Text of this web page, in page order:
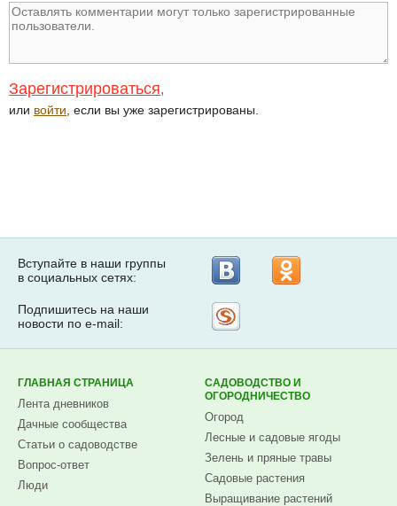
Зарегистрироваться,
или войти , если вы уже зарегистрированы.
Вступайте в наши группы
в социальных сетях:
Подпишитесь на наши
новости по e-mail:
ГЛАВНАЯ СТРАНИЦА
Лента дневников
Дачные сообщества
Статьи о садоводстве
Вопрос-ответ
Люди
САДОВОДСТВО И
ОГОРОДНИЧЕСТВО
Огород
Лесные и садовые ягоды
Зелень и пряные травы
Садовые растения
Выращивание растений